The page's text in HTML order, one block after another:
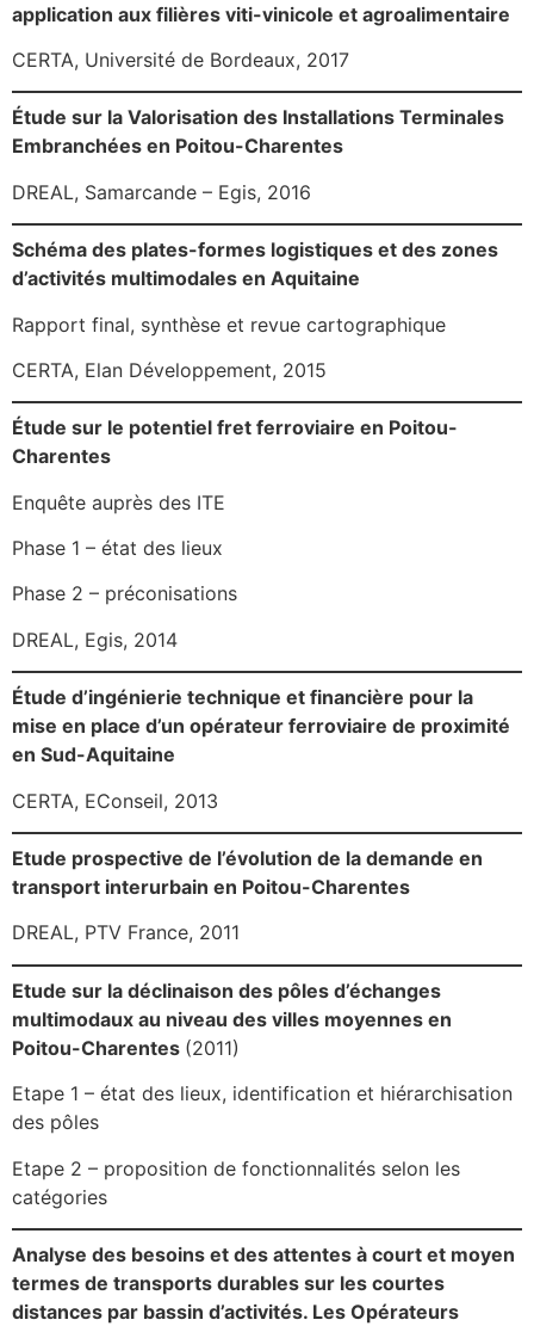
application aux filières viti-vinicole et agroalimentaire
CERTA, Université de Bordeaux, 2017
Étude sur la Valorisation des Installations Terminales
Embranchées en Poitou-Charentes
DREAL, Samarcande – Egis, 2016
Schéma des plates-formes logistiques et des zones
d’activités multimodales en Aquitaine
Rapport final, synthèse et revue cartographique
CERTA, Elan Développement, 2015
Étude sur le potentiel fret ferroviaire en Poitou-
Charentes
Enquête auprès des ITE
Phase 1 – état des lieux
Phase 2 – préconisations
DREAL, Egis, 2014
Étude d’ingénierie technique et financière pour la
mise en place d’un opérateur ferroviaire de proximité
en Sud-Aquitaine
CERTA, EConseil, 2013
Etude prospective de l’évolution de la demande en
transport interurbain en Poitou-Charentes
DREAL, PTV France, 2011
Etude sur la déclinaison des pôles d’échanges
multimodaux au niveau des villes moyennes en
Poitou-Charentes (2011)
Etape 1 – état des lieux, identification et hiérarchisation
des pôles
Etape 2 – proposition de fonctionnalités selon les
catégories
Analyse des besoins et des attentes à court et moyen
termes de transports durables sur les courtes
distances par bassin d’activités. Les Opérateurs